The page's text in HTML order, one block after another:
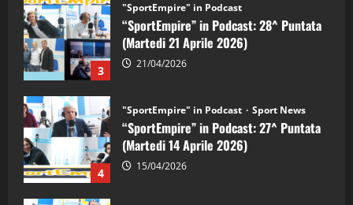
3
"SportEmpire" in Podcast
“SportEmpire” in Podcast: 28^ Puntata
(Martedi 21 Aprile 2026)
21/04/2026
4
"SportEmpire" in Podcast Sport News
“SportEmpire” in Podcast: 27^ Puntata
(Martedi 14 Aprile 2026)
15/04/2026